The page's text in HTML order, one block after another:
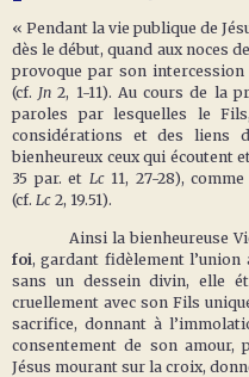
« Pendant la vie publique de
dès le début, quand aux noces
provoque par son
(cf. Jn 2, 1-11). Au cours de la
paroles par lesquelles le
considérations et des liens
bienheureux ceux qui écoutent
35 par. et Lc11, 27-28),
(cf. Lc 2, 19.51).
Ainsi la bienheureuse
foi, gardant fidèlement l’union
sans un dessein divin, elle
cruellement avec son Fils
sacrifice, donnant à
consentement de son
Jésus mourant sur la croix,